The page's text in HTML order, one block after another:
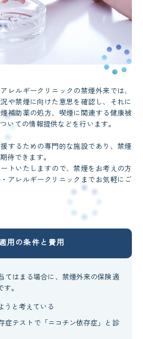
レルギークリニックの禁煙外来では、
や禁煙に向けた意思を確認し、それに
補助薬の処方、喫煙に関連する健康被
いての情報提供などを行います。
するための専門的な施設であり、禁煙
待できます。
トいたしますので、禁煙をお考えの方
アレルギークリニックまでお気軽にご
用の条件と費用
てはまる場合に、禁煙外来の保険適
。
うと考えている
症テストで「ニコチン依存症」と診